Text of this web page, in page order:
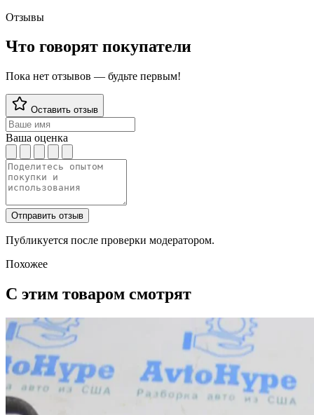
Отзывы
Что говорят покупатели
Пока нет отзывов — будьте первым!
Оставить отзыв
Ваша оценка
Отправить отзыв
Публикуется после проверки модератором.
Похожее
С этим товаром смотрят